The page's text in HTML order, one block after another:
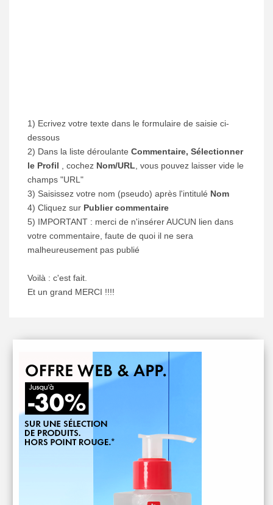
1) Ecrivez votre texte dans le formulaire de saisie ci-
dessous
2) Dans la liste déroulante Commentaire, Sélectionner
le Profil
, cochez Nom/URL , vous pouvez laisser vide le
champs "URL"
3) Saisissez votre nom (pseudo) après l'intitulé Nom
4) Cliquez sur Publier commentaire
5) IMPORTANT : merci de n'insérer AUCUN lien dans
votre commentaire, faute de quoi il ne sera
malheureusement pas publié
Voilà : c'est fait.
Et un grand MERCI !!!!